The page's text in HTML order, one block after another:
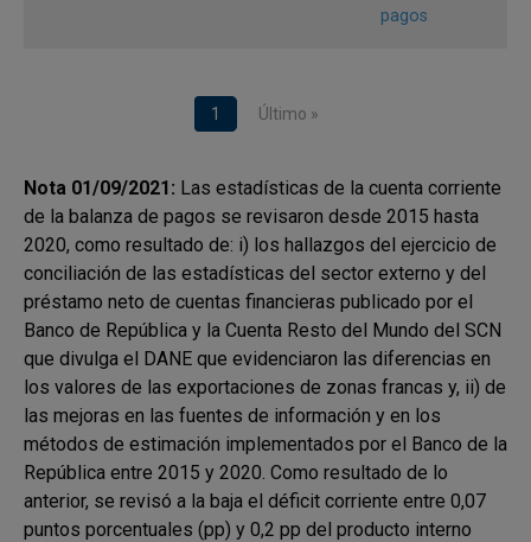
2. Evolución trimestral y anual de la
cuenta corriente y la cuenta financiera
a) Cuenta corriente
El déficit corriente estimado para el primer trimestre de
2025 (USD 2.290 m, 2,2 % del PIB) comparado con el
trimestre inmediatamente anterior, se incrementó en
USD 32 m, debido principalmente a la reducción del
superávit de las transferencias corrientes y el mayor
déficit de la balanza comercial de bienes
compensados parcialmente por la variación favorable
en la balanza comercial de servicios y la disminución
de los egresos netos de la renta de factores (Gráfico
1).
pagos
Página actual
1 Última página
Último »
Nota 01/09/2021: Las estadísticas de la cuenta corriente
de la balanza de pagos se revisaron desde 2015 hasta
2020, como resultado de: i) los hallazgos del ejercicio de
conciliación de las estadísticas del sector externo y del
préstamo neto de cuentas financieras publicado por el
Banco de República y la Cuenta Resto del Mundo del SCN
que divulga el DANE que evidenciaron las diferencias en
los valores de las exportaciones de zonas francas y, ii) de
las mejoras en las fuentes de información y en los
métodos de estimación implementados por el Banco de la
República entre 2015 y 2020. Como resultado de lo
anterior, se revisó a la baja el déficit corriente entre 0,07
puntos porcentuales (pp) y 0,2 pp del producto interno